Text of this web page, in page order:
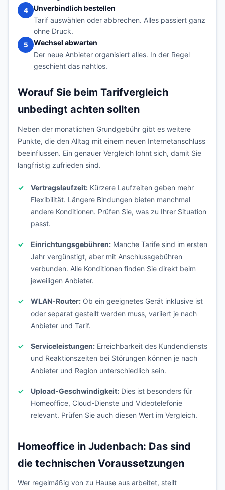
4
Unverbindlich bestellen
Tarif auswählen oder abbrechen. Alles passiert ganz
ohne Druck.
5
Wechsel abwarten
Der neue Anbieter organisiert alles. In der Regel
geschieht das nahtlos.
Worauf Sie beim Tarifvergleich
unbedingt achten sollten
Neben der monatlichen Grundgebühr gibt es weitere
Punkte, die den Alltag mit einem neuen Internetanschluss
beeinflussen. Ein genauer Vergleich lohnt sich, damit Sie
langfristig zufrieden sind.
Vertragslaufzeit: Kürzere Laufzeiten geben mehr
Flexibilität. Längere Bindungen bieten manchmal
andere Konditionen. Prüfen Sie, was zu Ihrer Situation
passt.
Einrichtungsgebühren: Manche Tarife sind im ersten
Jahr vergünstigt, aber mit Anschlussgebühren
verbunden. Alle Konditionen finden Sie direkt beim
jeweiligen Anbieter.
WLAN-Router: Ob ein geeignetes Gerät inklusive ist
oder separat gestellt werden muss, variiert je nach
Anbieter und Tarif.
Serviceleistungen: Erreichbarkeit des Kundendiensts
und Reaktionszeiten bei Störungen können je nach
Anbieter und Region unterschiedlich sein.
Upload-Geschwindigkeit: Dies ist besonders für
Homeoffice, Cloud-Dienste und Videotelefonie
relevant. Prüfen Sie auch diesen Wert im Vergleich.
Homeoffice in Judenbach: Das sind
die technischen Voraussetzungen
Wer regelmäßig von zu Hause aus arbeitet, stellt